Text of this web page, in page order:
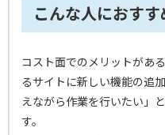
こんな人におすす
コスト面でのメリットがあ
るサイトに新しい機能の追
えながら作業を行いたい」
す。